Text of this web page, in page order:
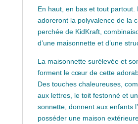
En haut, en bas et tout partout.
adoreront la polyvalence de la
perchée de KidKraft,
d’une maisonnette et d’une
La maisonnette surélevée et
forment le cœur de cette
Des touches chaleureuses,
aux lettres, le toit festonné et
sonnette, donnent aux enfants
posséder une maison